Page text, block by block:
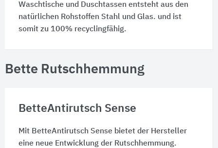
Waschtische und Duschtassen entsteht aus den
natürlichen Rohstoffen Stahl und Glas. und ist
somit zu 100% recyclingfähig.
Bette Rutschhemmung
BetteAntirutsch Sense
Mit BetteAntirutsch Sense bietet der Hersteller
eine neue Entwicklung der Rutschhemmung.